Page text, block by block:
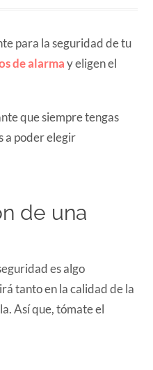
para la seguridad de tu
de alarmay eligen el
que siempre tengas
a poder elegir
de una
es algo
tanto en la calidad de la
Así que, tómate el